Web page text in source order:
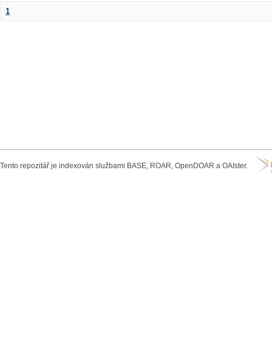
1
Tento repozitář je indexován službami BASE, ROAR, OpenDOAR a OAIster.